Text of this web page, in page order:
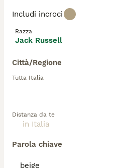
Includi incroci
Razza
Jack Russell
Città/Regione
Tutta Italia
Distanza da te
Parola chiave